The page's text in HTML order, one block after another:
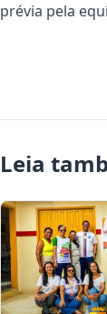
prévia pela
Leia